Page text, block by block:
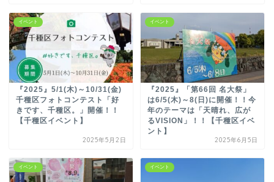
イベント
『2025』5/1(木)～10/31(金)
千種区フォトコンテスト「好
きです、千種区。」開催！！
【千種区イベント】
2025年5月2日
イベント
『2025』「第66回 名大祭」
は6/5(木)～8(日)に開催！！今
年のテーマは「天晴れ、広が
るVISION」！！【千種区イベ
ント】
2025年6月5日
イベント イベント